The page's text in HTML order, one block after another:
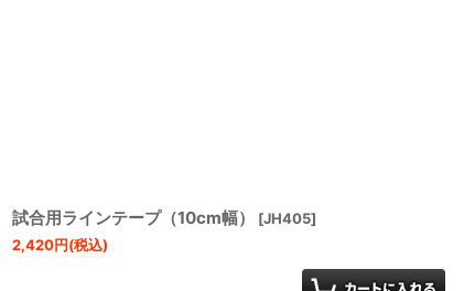
試合用ラインテープ（10cm幅） [JH405]
2,420円(税込)